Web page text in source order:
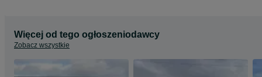
Więcej od tego ogłoszeniodawcy
Zobacz wszystkie